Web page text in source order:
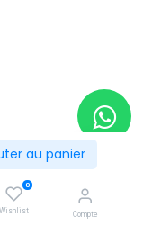
au panier
0
Wishlist Compte
256GoSSD-